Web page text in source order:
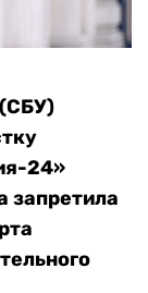
24»
запретила